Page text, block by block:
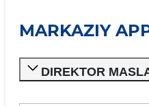
MARKAZIY
DIREKTOR